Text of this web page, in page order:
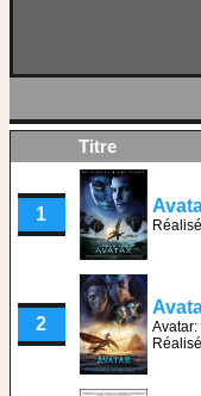
Titre
1
2
Avatar: